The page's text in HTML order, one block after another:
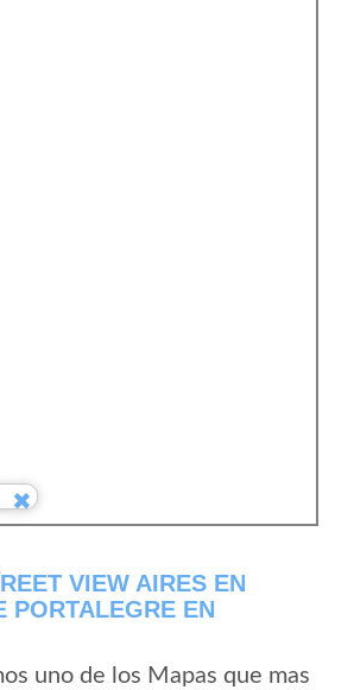
VIEW AIRES EN
PORTALEGRE EN
uno de los Mapas que mas